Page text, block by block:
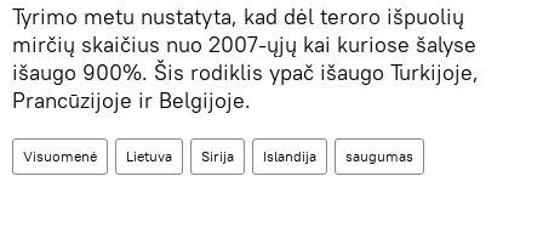
Tyrimo metu nustatyta, kad dėl teroro išpuolių
mirčių skaičius nuo 2007-ųjų kai kuriose šalyse
išaugo 900%. Šis rodiklis ypač išaugo Turkijoje,
Prancūzijoje ir Belgijoje.
Visuomenė Lietuva Sirija Islandija saugumas